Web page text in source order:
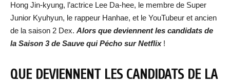
Hong Jin-kyung, l’actrice Lee Da-hee, le membre de Super
Junior Kyuhyun, le rappeur Hanhae, et le YouTubeur et ancien
de la saison 2 Dex. Alors que deviennent les candidats de
la Saison 3 de Sauve qui Pécho sur Netflix!
QUE DEVIENNENT LES CANDIDATS DE LA